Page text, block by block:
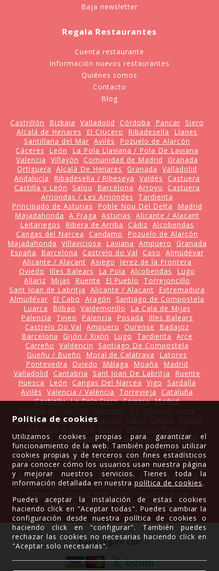
Baja newsletter
Regala Restaurantes
Cuenta restaurante
Información nuevos restaurantes
Quiénes somos
Contacto
Blog
Castrillón Bizkaia Valladolid Córdoba Pancar
Siero
Alcalá de Henares
El Crucero Ribadesella
Llanes
Santillana del Mar Avilés
Pozuelo de Alarcón
Cáceres
León
La Pola Llaviana / Pola De Laviana
Valencia
Villayón Comunidad de Madrid
Granada
Ortiguera
Alcalá De Henares Granada
Valladolid
Andalucía
Ribadesella / Ribeseya Valdés
Castuera
Castilla y León
Salou Barcelona Arroyo
Castuera
Arriondas / Les Arriondes
Tardienta
Principado de Asturias
Poble Nou Del Delta
Madrid
Majadahonda
A Fraga Asturias
Alicante / Alacant
Leitariegos
Ribera de Arriba Cádiz Alcobendas
Cangas del Narcea
Candamo
Pozuelo de Alarcón
Majadahonda
Villaviciosa Laviana Ampuero
Granada
España
Barcelona Castrelo do Val Caso
Almudévar
Alicante / Alacant Asiego
Jerez de la Frontera
Oviedo
Illes Balears La Pola Alcobendas
Lugo
Allariz
Mijas Ruente El Pueblo
Torrejoncillo
Sant Joan de Labritja
Alicante / Alacant
Extremadura
Almudévar
El Cabo Aragón
Santiago de Compostela
Luarca
Bilbao Valdemorillo
La Cala de Mijas
Palencia
Tineo Palencia Posada
Illes Balears
Castrelo Do Val
Ampuero Ourense
Badajoz
Barcelona
Gijón / Xixón Lugo Tardienta
Arce
Carreño
Valdencin
Santiago De Compostela
Gueñu / Bueño
Moral de Calatrava
Latores
Pontevedra
Oviedo Málaga Moaña
Madrid
Valladolid
Cantabria Sant Joan De Labritja
Ruente
Huesca
León Cangas Del Narcea Vigo
Sardalla
Avilés
Valencia / València Torrevieja
Cataluña
Castiellu La Pola Siero Ferrera Madrid
Cantabria Llastres Santander
Comunitat Valenciana
Palencia Ibias
San Roman
Llanera Gijón Mieres Del Camin Tineo Santander
País Vasco Salinas Coaña Vic Mamorana
Sisterna
Jerez De La Frontera
Amposta León Colunga Caliao
Tarragona
A Coruña Torrevieja Bilbao
La Mata
La Revuelta'l Coche Valdemorillo Plasencia Allariz
Moral De Calatrava Galicia Mieres
Pago seguro con
Política de cookies
Utilizamos cookies propias para garantizar el
funcionamiento de la web. También podemos utilizar
cookies propias y de terceros con fines estadísticos
para conocer cómo los usuarios usan nuestra página
y mejorar nuestros servicios. Tienes toda la
información detallada en nuestrapolítica de cookies.
Puedes aceptar la instalación de estas cookies
haciendo click en "Aceptar todas". Puedes cambiar la
configuración desde nuestra política de cookies o
haciendo click en "configurar". También puedes
rechazar las cookies no necesarias haciendo click en
"Aceptar solo necesarias".